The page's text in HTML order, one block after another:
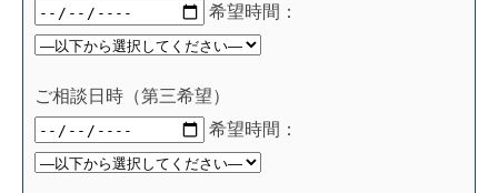
希望時間：
ご相談日時（第三希望）
希望時間：